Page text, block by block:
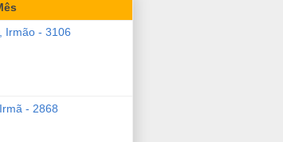
Irmão - 3106
- 2868